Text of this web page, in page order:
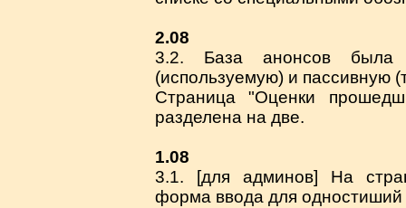
2.08
3.2. База анонсов была
(используемую) и пассивную
Страница "Оценки
разделена на две.
1.08
3.1. [для админов] На
форма ввода для одностиший